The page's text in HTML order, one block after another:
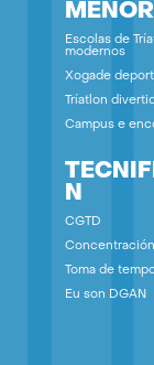
Escolas de
modernos
Xogade
Tríatlon
Campus e
N
CGTD
Toma de
Eu son DGAN